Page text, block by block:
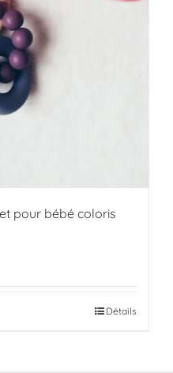
pour bébé coloris
Détails